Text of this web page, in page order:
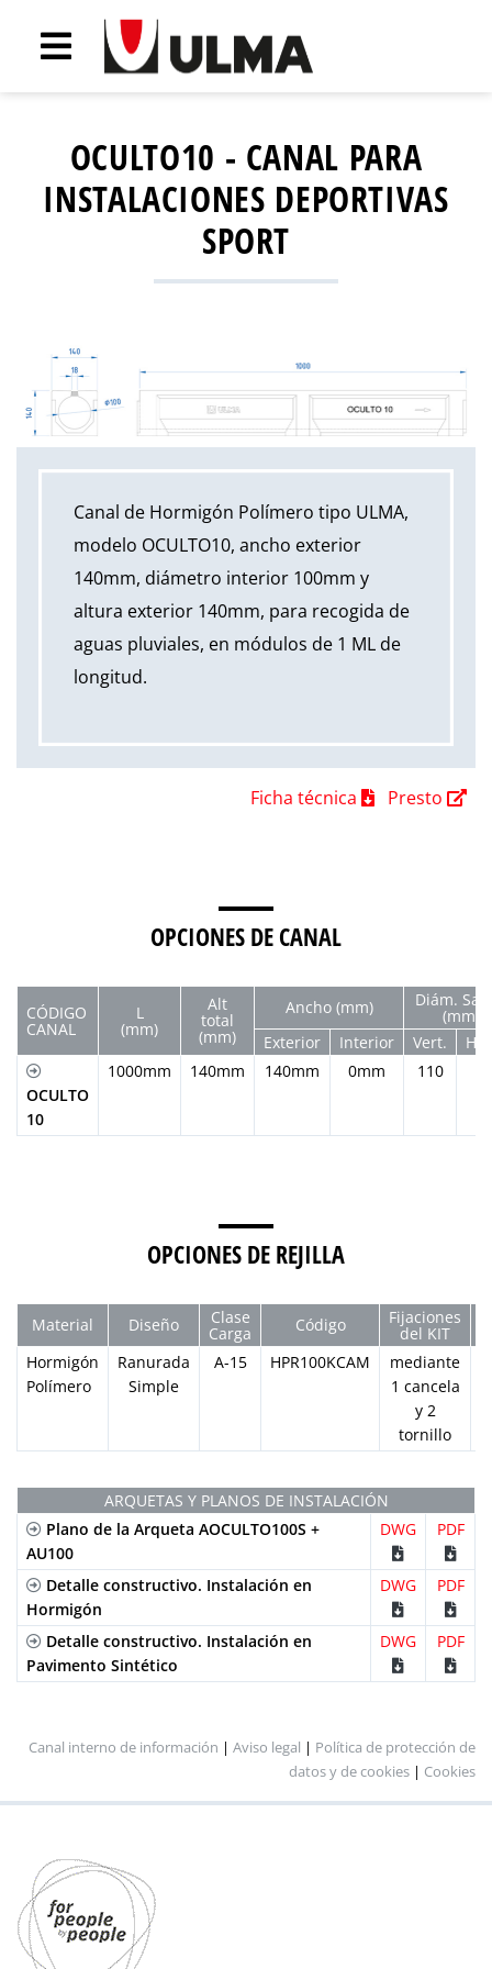
OCULTO10 - CANAL PARA
INSTALACIONES DEPORTIVAS
SPORT
Canal de Hormigón Polímero tipo ULMA,
modelo OCULTO10, ancho exterior
140mm, diámetro interior 100mm y
altura exterior 140mm, para recogida de
aguas pluviales, en módulos de 1 ML de
longitud.
Ficha técnica Presto
OPCIONES DE CANAL
CÓDIGO
CANAL
L
(mm)
Alt
total
(mm)
Ancho (mm) Diám.
(mm)
Exterior
Interior Vert.
OCULTO
10
1000mm 140mm 140mm 0mm 110
OPCIONES DE REJILLA
Material Diseño Clase
Carga Código Fijaciones
del KIT
Hormigón
Polímero
Ranurada
Simple
A-15 HPR100KCAM
mediante
1 cancela
y 2
tornillo
ARQUETAS Y PLANOS DE INSTALACIÓN
Plano de la Arqueta AOCULTO100S +
AU100
DWG PDF
Detalle constructivo. Instalación en
Hormigón
DWG PDF
Detalle constructivo. Instalación en
Pavimento Sintético
DWG PDF
Canal interno de información | Aviso legal | Política de protección de
datos y de cookies | Cookies